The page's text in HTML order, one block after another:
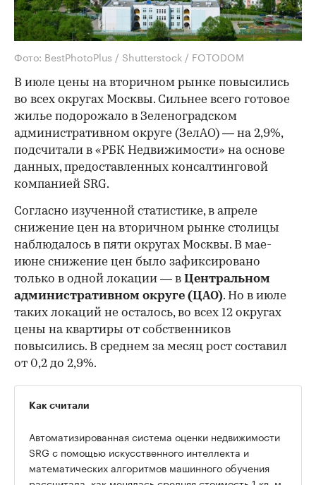
Фото: BestPhotoPlus / Shutterstock / FOTODOM
В июле цены на вторичном рынке повысились
во всех округах Москвы. Сильнее всего готовое
жилье подорожало в Зеленоградском
административном округе (ЗелАО) — на 2,9%,
подсчитали в «РБК Недвижимости» на основе
данных, предоставленных консалтинговой
компанией SRG.
Согласно изученной статистике, в апреле
снижение цен на вторичном рынке столицы
наблюдалось в пяти округах Москвы. В мае-
июне снижение цен было зафиксировано
только в одной локации — в Центральном
административном округе (ЦАО). Но в июле
таких локаций не осталось, во всех 12 округах
цены на квартиры от собственников
повысились. В среднем за месяц рост составил
от 0,2 до 2,9%.
Как считали
Автоматизированная система оценки недвижимости
SRG с помощью искусственного интеллекта и
математических алгоритмов машинного обучения